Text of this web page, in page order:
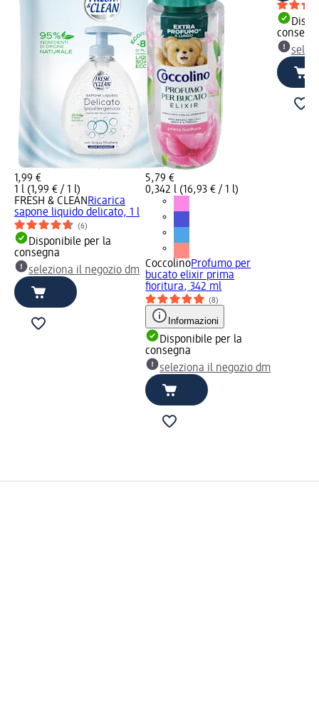
1,99 €
1 l (1,99 € / 1 l)
FRESH & CLEANRicarica
sapone liquido delicato, 1 l
(6)
Disponibile per la
consegna
seleziona il negozio dm
5,79 €
0,342 l (16,93 € / 1 l)
CoccolinoProfumo per
bucato elixir prima
fioritura, 342 ml
(8)
Informazioni
Disponibile per la
consegna
seleziona il negozio dm